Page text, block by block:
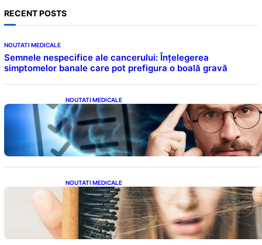
RECENT POSTS
NOUTATI MEDICALE
Semnele nespecifice ale cancerului: Înțelegerea
simptomelor banale care pot prefigura o boală gravă
NOUTATI MEDICALE
Inteligența dincolo de note: Semnele unui IQ
ridicat care nu țin de școală
NOUTATI MEDICALE
Semnele unei deficiențe de proteine:
Impactul asupra sănătății tale